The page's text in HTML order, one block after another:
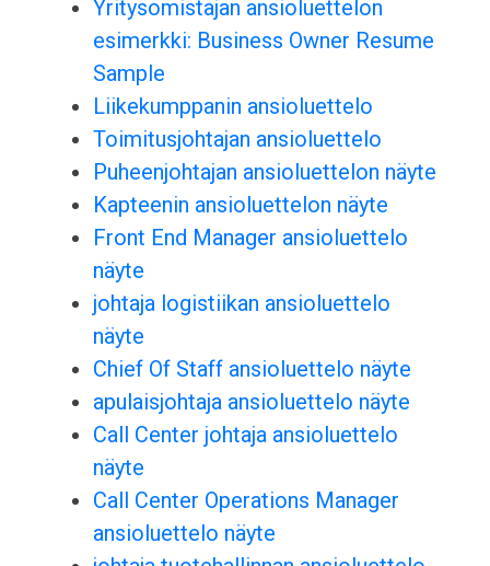
Yritysomistajan ansioluettelon
esimerkki: Business Owner Resume
Sample
Liikekumppanin ansioluettelo
Toimitusjohtajan ansioluettelo
Puheenjohtajan ansioluettelon näyte
Kapteenin ansioluettelon näyte
Front End Manager ansioluettelo
näyte
johtaja logistiikan ansioluettelo
näyte
Chief Of Staff ansioluettelo näyte
apulaisjohtaja ansioluettelo näyte
Call Center johtaja ansioluettelo
näyte
Call Center Operations Manager
ansioluettelo näyte